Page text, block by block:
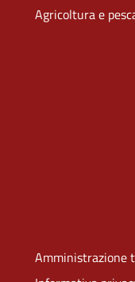
Agricoltura e
Amministrazione